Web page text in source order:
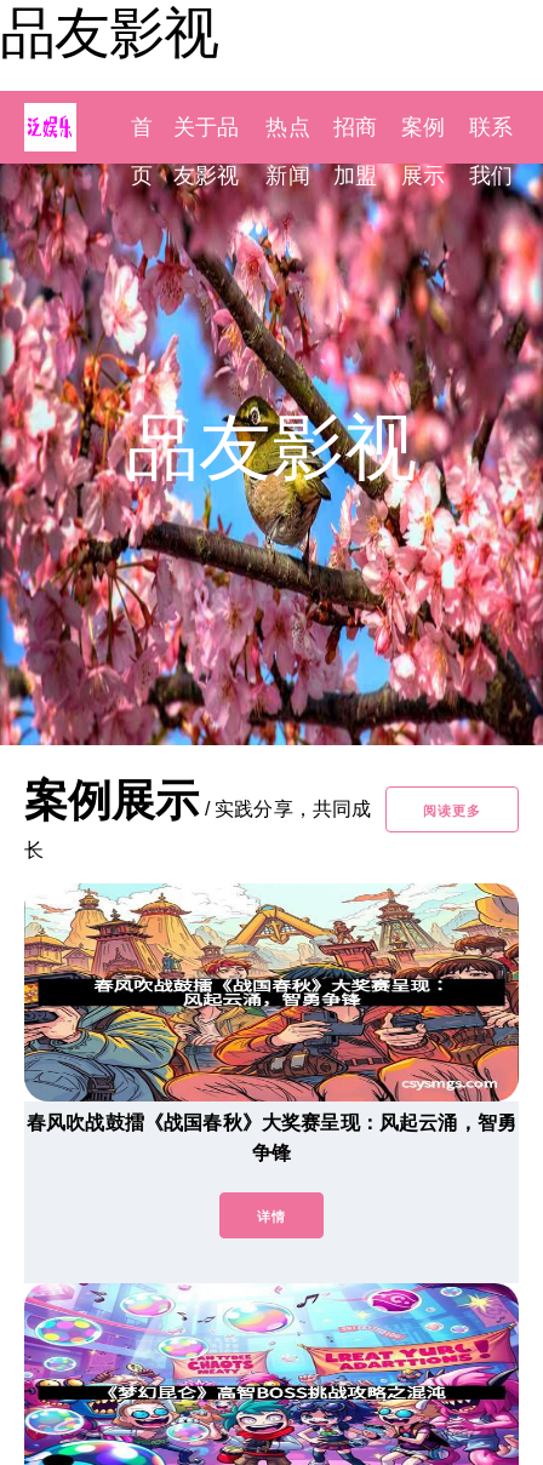
品友影视
首
页
关于品
友影视
热点
新闻
招商
加盟
案例
展示
联系
我们
品友影视
案例展示 / 实践分享，共同成
长
阅读更多
春风吹战鼓擂《战国春秋》大奖赛呈现：风起云涌，智勇
争锋
详情